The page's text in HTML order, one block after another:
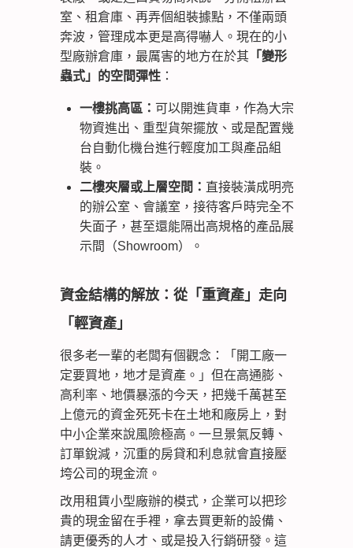
室、租倉庫、再弄個組裝據點，不僅兩頭
奔波，管理成本更是高得嚇人。現在的小
型廠辦倉庫，最厲害的地方在於其 「變形
蟲式」的空間彈性 ：
一樓挑高區： 可以開進貨車，作為大宗
物資進出、重型貨架擺放、或是配置幾
台自動化機台進行輕度加工與產品組
裝。
二樓夾層或上層空間： 直接裝潢成明亮
的辦公室、會議室，接待客戶時完全不
失面子，甚至還能隔出高規格的產品展
示間（Showroom）。
資金結構的解放：從「重資產」走向
「輕資產」
很多老一輩的老闆有個觀念：「開工廠一
定要買地，地才是資產。」但在高通膨、
高利率、地價暴漲的今天，把幾千萬甚至
上億元的資金死死卡在土地和廠房上，對
中小企業來說風險極高。一旦景氣反轉、
訂單銳減，沉重的房貸和利息就會直接壓
垮公司的現金流。
改用租賃小型廠辦的模式，企業可以把珍
貴的現金留在手裡，拿去買更新的設備、
請更優秀的人才、或是投入行銷研發。這